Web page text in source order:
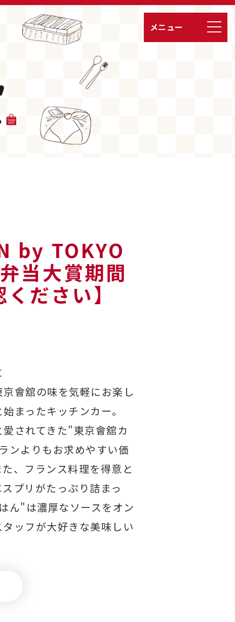
by TOKYO
当大賞期間
ださい】
會舘の味を気軽にお楽し
まったキッチンカー。
愛されてきた"東京會舘カ
ンよりもお求めやすい価
、フランス料理を得意と
プリがたっぷり詰まっ
ん"は濃厚なソースをオン
ッフが大好きな美味しい